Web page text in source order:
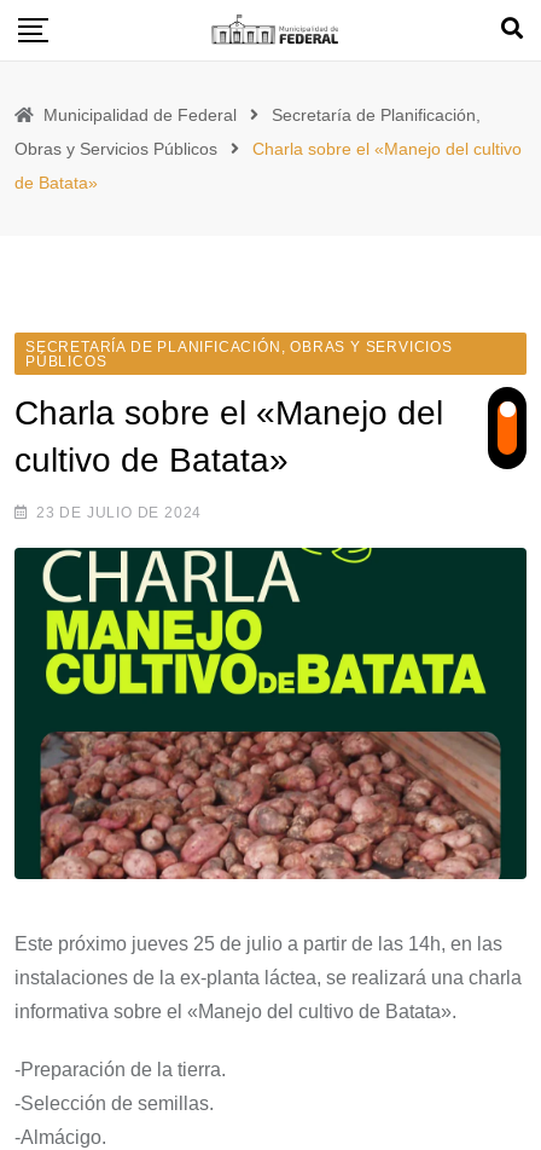
Skip
Municipalidad de Federal
Secretaría de Planificación,
Obras y Servicios Públicos
Charla sobre el «Manejo del cultivo
de Batata»
SECRETARÍA DE PLANIFICACIÓN, OBRAS Y SERVICIOS
PÚBLICOS
Charla sobre el «Manejo del
cultivo de Batata»
23 DE JULIO DE 2024
Este próximo jueves 25 de julio a partir de las 14h, en las
instalaciones de la ex-planta láctea, se realizará una charla
informativa sobre el «Manejo del cultivo de Batata».
-Preparación de la tierra.
-Selección de semillas.
-Almácigo.